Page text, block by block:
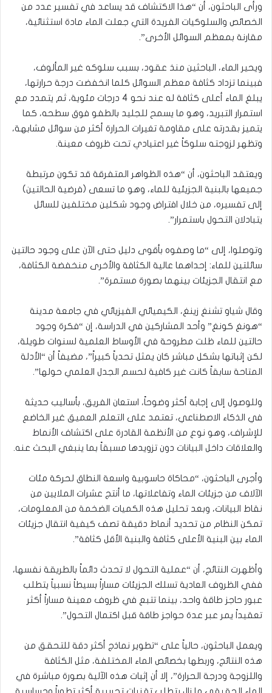
ورأى الباحثون، أن “هذا الاكتشاف قد يساعد في تفسير عدد من
الخصائص والسلوكيات الفريدة التي جعلت الماء مادة استثنائية،
مقارنة بمعظم السوائل الأخرى”.
ويحير الماء، الباحثين منذ عقود، بسبب سلوكه غير المألوف،
فبينما تزداد كثافة معظم السوائل كلما انخفضت درجة حرارتها،
يبلغ الماء أعلى كثافة له عند نحو 4 درجات مئوية، ثم يتمدد مع
استمرار التبريد، وهو ما يسمح للجليد بالطفو فوق سطحه، كما
يتميز بقدرته على مقاومة تغيرات الحرارة أكثر من سوائل مشابهة،
وتظهر لزوجته سلوكاً غير اعتيادي تحت ظروف معينة.
ويعتقد الباحثون، أن “هذه الظواهر المتفرقة قد تكون مرتبطة
جميعها بالبنية الجزيئية للماء، وهو ما تسعى (فرضية الحالتين)
إلى تفسيره، من خلال افتراض وجود شكلين مختلفين للسائل
يتبادلان التحول باستمرار”.
وتوصلوا، إلى “ما وصفوه بأقوى دليل حتى الآن على وجود حالتين
سائلتين للماء: إحداهما عالية الكثافة والأخرى منخفضة الكثافة،
مع انتقال الجزيئات بينهما بصورة مستمرة”.
وقال شياو تشنغ زينغ، الكيميائي الفيزيائي في جامعة مدينة
“هونغ كونغ” وأحد المشاركين في الدراسة، إن “فكرة وجود
حالتين للماء ظلت مطروحة في الأوساط العلمية لسنوات طويلة،
لكن إثباتها بشكل مباشر كان يمثل تحدياً كبيراً”، مضيفاً أن “الأدلة
المتاحة سابقاً كانت غير كافية لحسم الجدل العلمي حولها”.
وللوصول إلى إجابة أكثر وضوحاً، استعان الفريق، بأساليب حديثة
في الذكاء الاصطناعي، تعتمد على التعلم العميق غير الخاضع
للإشراف، وهو نوع من الأنظمة القادرة على اكتشاف الأنماط
والعلاقات داخل البيانات دون تزويدها مسبقاً بما ينبغي البحث عنه.
وأجرى الباحثون، “محاكاة حاسوبية واسعة النطاق لحركة مئات
الآلاف من جزيئات الماء وتفاعلاتها، ما أنتج عشرات الملايين من
نقاط البيانات، وبعد تحليل هذه الكميات الضخمة من المعلومات،
تمكن النظام من تحديد أنماط دقيقة تصف كيفية انتقال جزيئات
الماء بين البنية الأعلى كثافة والبنية الأقل كثافة”.
وأظهرت النتائج، أن “عملية التحول لا تحدث دائماً بالطريقة نفسها،
ففي الظروف العادية تسلك الجزيئات مساراً بسيطاً نسبياً يتطلب
عبور حاجز طاقة واحد، بينما تتبع في ظروف معينة مساراً أكثر
تعقيداً يمر عبر عدة حواجز طاقة قبل اكتمال التحول”.
ويعمل الباحثون، حالياً على “تطوير نماذج أكثر دقة للتحقق من
هذه النتائج، وربطها بخصائص الماء المختلفة، مثل الكثافة
واللزوجة ودرجة الحرارة”، إلا أن إثبات هذه الآلية بصورة مباشرة في
الماء الحقيقي ما زال يتطلب تقنيات تجريبية أكثر تطوراً وحساسية.